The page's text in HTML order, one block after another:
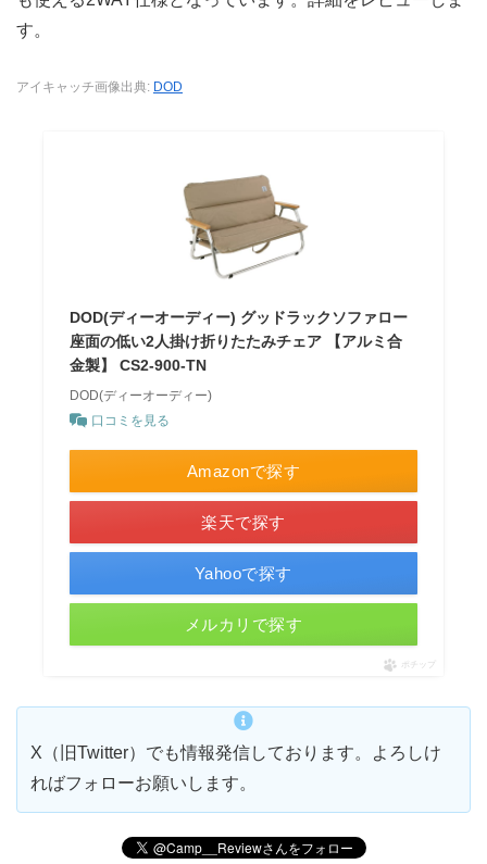
す。
アイキャッチ画像出典: DOD
DOD(ディーオーディー) グッドラックソファロー
座面の低い2人掛け折りたたみチェア 【アルミ合
金製】 CS2-900-TN
DOD(ディーオーディー)
口コミを見る
Amazonで探す
楽天で探す
Yahooで探す
メルカリで探す
ポチップ
X（旧Twitter）でも情報発信しております。よろしけ
ればフォローお願いします。